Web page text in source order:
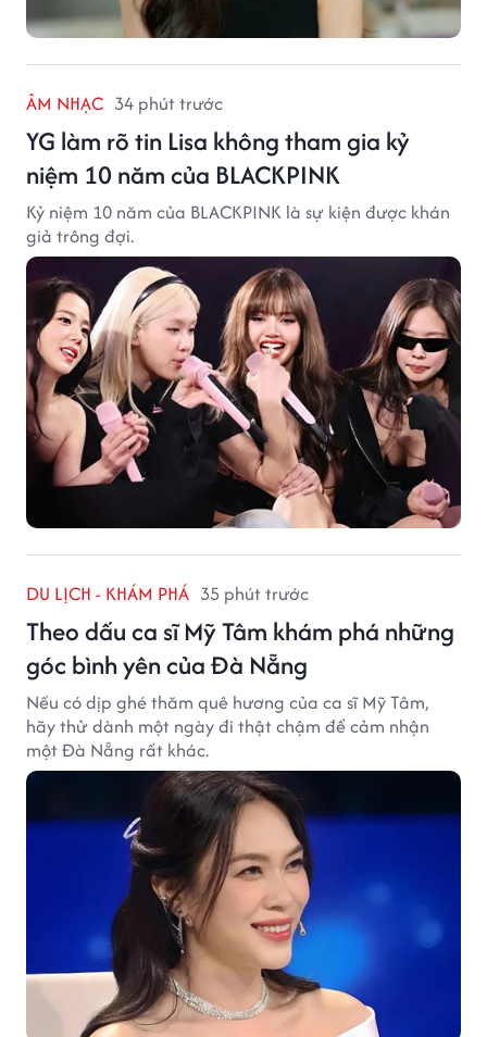
ÂM NHẠC 34 phút trước
YG làm rõ tin Lisa không tham gia kỷ
niệm 10 năm của BLACKPINK
Kỷ niệm 10 năm của BLACKPINK là sự kiện được khán
giả trông đợi.
DU LỊCH - KHÁM PHÁ 35 phút trước
Theo dấu ca sĩ Mỹ Tâm khám phá những
góc bình yên của Đà Nẵng
Nếu có dịp ghé thăm quê hương của ca sĩ Mỹ Tâm,
hãy thử dành một ngày đi thật chậm để cảm nhận
một Đà Nẵng rất khác.